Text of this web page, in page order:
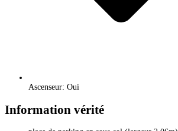
Ascenseur: Oui
Information vérité